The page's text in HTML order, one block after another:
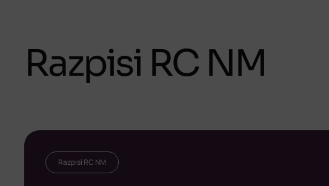
Razpisi RC NM
Razpisi RC NM